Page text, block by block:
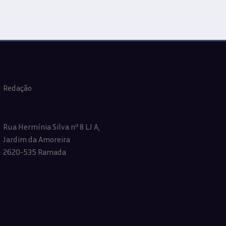
Redação
Rua Hermínia Silva nº 8 LJ A,
Jardim da Amoreira
2620-535 Ramada